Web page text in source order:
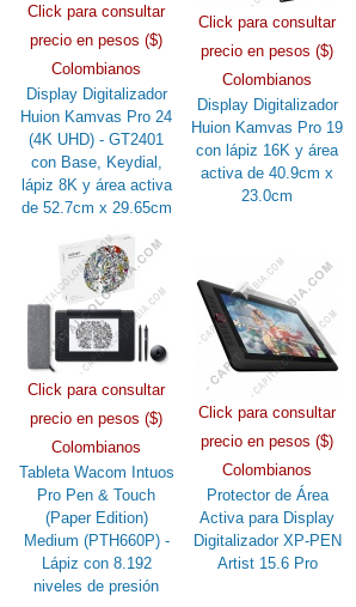
Click para consultar
precio en pesos ($)
Colombianos
Display Digitalizador
Huion Kamvas Pro 24
(4K UHD) - GT2401
con Base, Keydial,
lápiz 8K y área activa
de 52.7cm x 29.65cm
Click para consultar
precio en pesos ($)
Colombianos
Display Digitalizador
Huion Kamvas Pro 19
con lápiz 16K y área
activa de 40.9cm x
23.0cm
Click para consultar
precio en pesos ($)
Colombianos
Tableta Wacom Intuos
Pro Pen & Touch
(Paper Edition)
Medium (PTH660P) -
Lápiz con 8.192
niveles de presión
Click para consultar
precio en pesos ($)
Colombianos
Protector de Área
Activa para Display
Digitalizador XP-PEN
Artist 15.6 Pro